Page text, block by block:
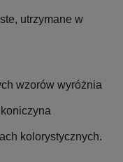
utrzymane w
wzorów wyróżnia
kolorystycznych.